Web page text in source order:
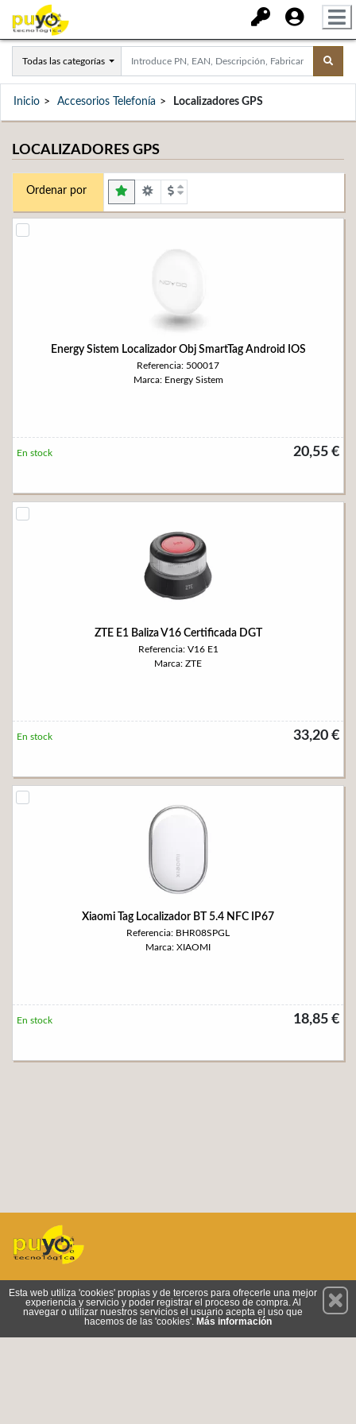
Todas las categorías
Inicio Accesorios Telefonía Localizadores GPS
LOCALIZADORES GPS
Ordenar por
Energy Sistem Localizador Obj SmartTag Android IOS
Referencia: 500017
Marca: Energy Sistem
20,55 €
En stock
ZTE E1 Baliza V16 Certificada DGT
Referencia: V16 E1
Marca: ZTE
33,20 €
En stock
Xiaomi Tag Localizador BT 5.4 NFC IP67
Referencia: BHR08SPGL
Marca: XIAOMI
18,85 €
En stock
Suscríbete
Esta web utiliza 'cookies' propias y de terceros para ofrecerle una mejor
experiencia y servicio y poder registrar el proceso de compra. Al
navegar o utilizar nuestros servicios el usuario acepta el uso que
hacemos de las 'cookies'. Más información